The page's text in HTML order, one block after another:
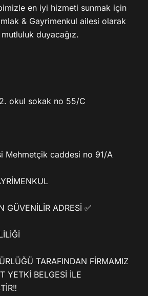
en iyi hizmeti sunmak için
& Gayrimenkul ailesi olarak
duyacağız.
okul sokak no 55/C
Mehmetçik caddesi no 91/A
GÜVENİLİR ADRESİ ✅
TARAFINDAN FİRMAMIZ
YETKİ BELGESİ İLE